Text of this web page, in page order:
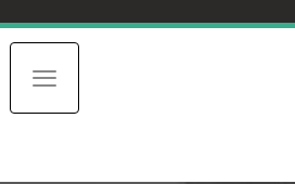
Toggle navigation